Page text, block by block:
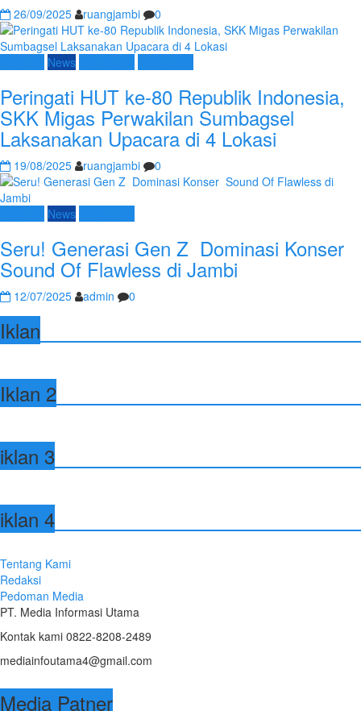
26/09/2025 ruangjambi 0
News
Peringati HUT ke-80 Republik Indonesia,
SKK Migas Perwakilan Sumbagsel
Laksanakan Upacara di 4 Lokasi
19/08/2025 ruangjambi 0
News
Seru! Generasi Gen Z Dominasi Konser
Sound Of Flawless di Jambi
12/07/2025 admin 0
Iklan
Iklan 2
iklan 3
iklan 4
Tentang Kami
Redaksi
Pedoman Media
PT. Media Informasi Utama
Kontak kami 0822-8208-2489
mediainfoutama4@gmail.com
Media Patner